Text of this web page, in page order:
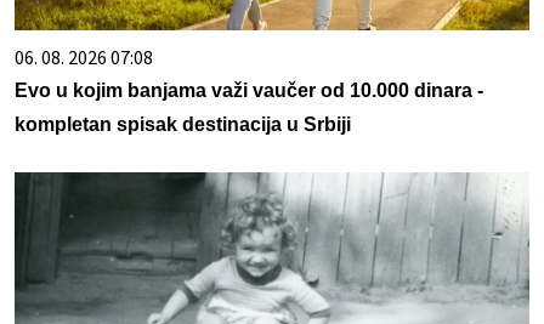
06. 08. 2026 07:08
Evo u kojim banjama važi vaučer od 10.000 dinara -
kompletan spisak destinacija u Srbiji